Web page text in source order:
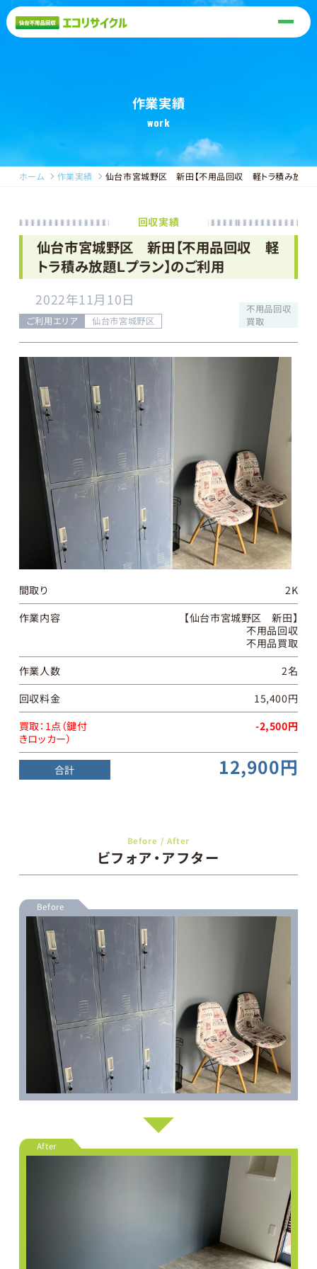
作業実績
work
ホーム 作業実績 仙台市宮城野区 新田【不用品回収 軽トラ積み放題Ｌ
回収実績
仙台市宮城野区 新田【不用品回収 軽
トラ積み放題Ｌプラン】のご利用
2022年11月10日
ご利用エリア 仙台市宮城野区
不用品回収
買取
間取り
2K
作業内容
【仙台市宮城野区 新田】
不用品回収
不用品買取
作業人数
2名
回収料金
15,400円
買取： 1点（鍵付
きロッカー）
-2,500円
合計 12,900円
Before / After
ビフォア・アフター
Before
After